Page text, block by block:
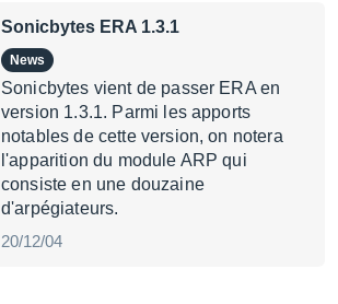
Sonicbytes ERA 1.3.1
News
Sonicbytes vient de passer ERA en
version 1.3.1. Parmi les apports
notables de cette version, on notera
l'apparition du module ARP qui
consiste en une douzaine
d'arpégiateurs.
20/12/04